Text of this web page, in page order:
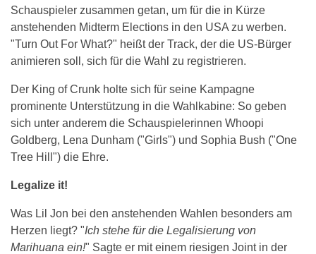
Schauspieler zusammen getan, um für die in Kürze
anstehenden Midterm Elections in den USA zu werben.
"Turn Out For What?" heißt der Track, der die US-Bürger
animieren soll, sich für die Wahl zu registrieren.
Der King of Crunk holte sich für seine Kampagne
prominente Unterstützung in die Wahlkabine: So geben
sich unter anderem die Schauspielerinnen Whoopi
Goldberg, Lena Dunham ("Girls") und Sophia Bush ("One
Tree Hill") die Ehre.
Legalize it!
Was Lil Jon bei den anstehenden Wahlen besonders am
Herzen liegt? "Ich stehe für die Legalisierung von
Marihuana ein!" Sagte er mit einem riesigen Joint in der